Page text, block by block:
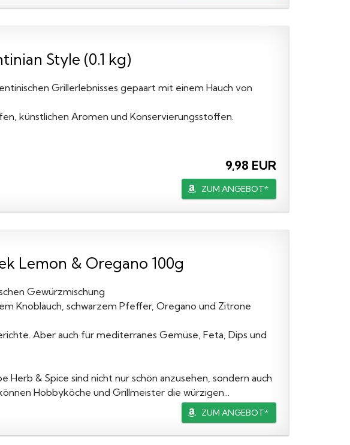
Style (0.1 kg)
Grillerlebnisses gepaart mit einem Hauch von
künstlichen Aromen und Konservierungsstoffen.
9,98 EUR
ZUM ANGEBOT*
Lemon & Oregano 100g
Gewürzmischung
Knoblauch, schwarzem Pfeffer, Oregano und Zitrone
Aber auch für mediterranes Gemüse, Feta, Dips und
& Spice sind nicht nur schön anzusehen, sondern auch
Hobbyköche und Grillmeister die würzigen...
ZUM ANGEBOT*